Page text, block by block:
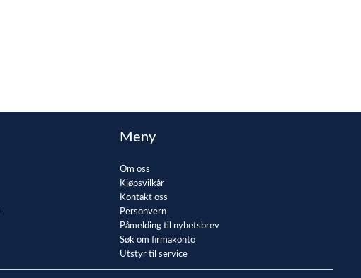
Meny
Om oss
Kjøpsvilkår
Kontakt oss
Personvern
Påmelding til nyhetsbrev
Søk om firmakonto
Utstyr til service